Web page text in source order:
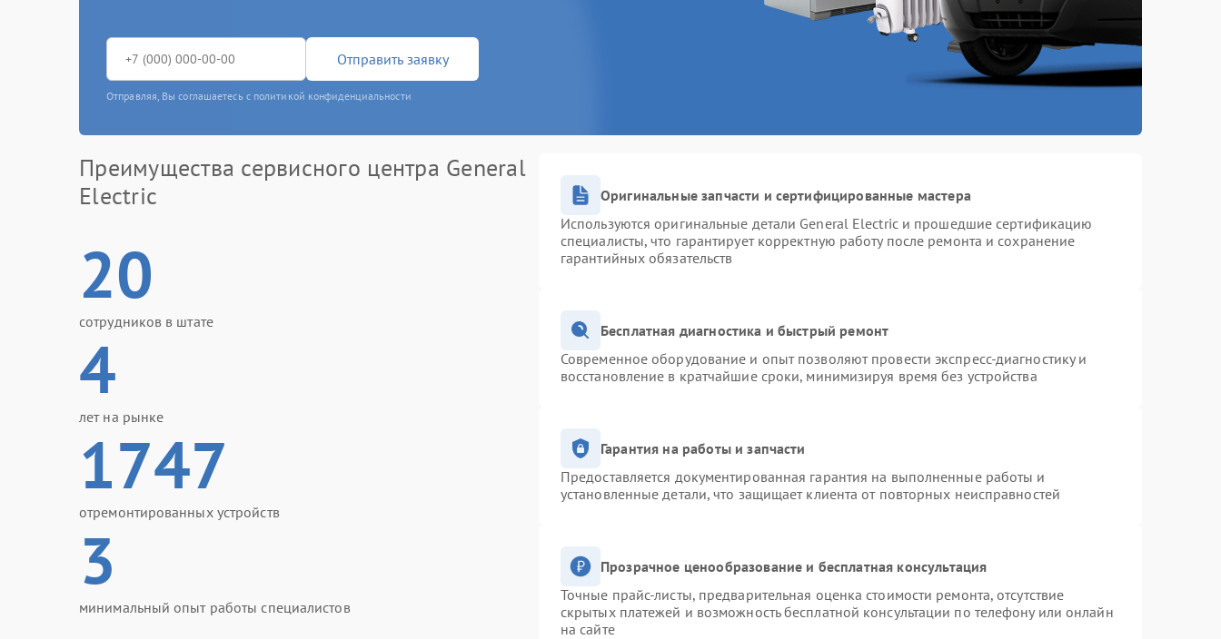
Отправить заявку
Отправляя, Вы соглашаетесь с политикой конфиденциальности
Преимущества сервисного центра General
Electric
20
сотрудников в штате
4
лет на рынке
1747
отремонтированных устройств
3
минимальный опыт работы специалистов
Оригинальные запчасти и сертифицированные мастера
Используются оригинальные детали General Electric и прошедшие сертификацию
специалисты, что гарантирует корректную работу после ремонта и сохранение
гарантийных обязательств
Бесплатная диагностика и быстрый ремонт
Современное оборудование и опыт позволяют провести экспресс-диагностику и
восстановление в кратчайшие сроки, минимизируя время без устройства
Гарантия на работы и запчасти
Предоставляется документированная гарантия на выполненные работы и
установленные детали, что защищает клиента от повторных неисправностей
Прозрачное ценообразование и бесплатная консультация
Точные прайс-листы, предварительная оценка стоимости ремонта, отсутствие
скрытых платежей и возможность бесплатной консультации по телефону или онлайн
на сайте